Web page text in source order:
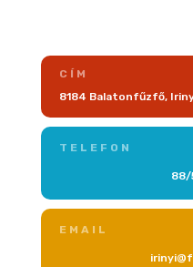
CÍM
8184 Balatonfűzfő,
TELEFON
88/
EMAIL